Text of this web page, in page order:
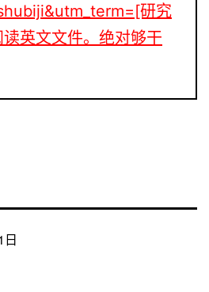
研究
英文文件。绝对够干
日